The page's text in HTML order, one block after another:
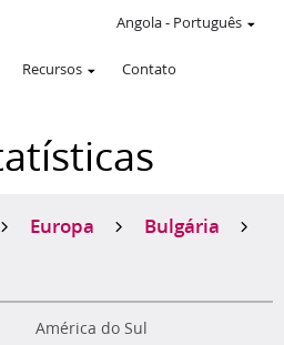
Recursos Contato
Angola- Português
Europa Bulgária
América do Sul